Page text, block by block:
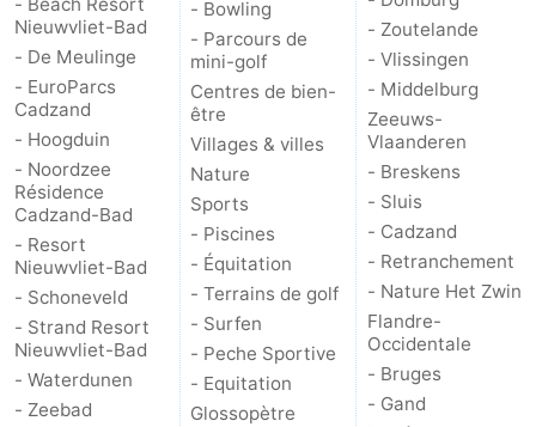
Nieuwvliet-Bad
- De Meulinge
- EuroParcs
Cadzand
- Hoogduin
- Noordzee
Résidence
Cadzand-Bad
- Resort
Nieuwvliet-Bad
- Schoneveld
- Strand Resort
Nieuwvliet-Bad
- Waterdunen
- Zeebad
- Bowling
- Parcours de
mini-golf
Centres de bien-
être
Villages & villes
Nature
Sports
- Piscines
- Équitation
- Terrains de golf
- Surfen
- Peche Sportive
- Equitation
Glossopètre
- Zoutelande
- Vlissingen
- Middelburg
Zeeuws-
Vlaanderen
- Breskens
- Sluis
- Cadzand
- Retranchement
- Nature Het Zwin
Flandre-
Occidentale
- Bruges
- Gand